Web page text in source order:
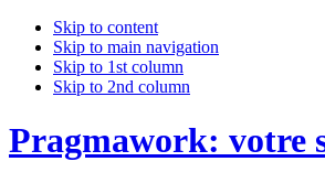
Skip to content
Skip to main navigation
Skip to 1st column
Skip to 2nd column
Pragmawork: votre